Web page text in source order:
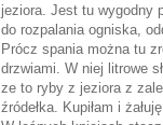
jeziora. Jest tu wygodny
do rozpalania ogniska,
Prócz spania można tu
drzwiami. W niej litrowe
ze to ryby z jeziora z
źródełka. Kupiłam i